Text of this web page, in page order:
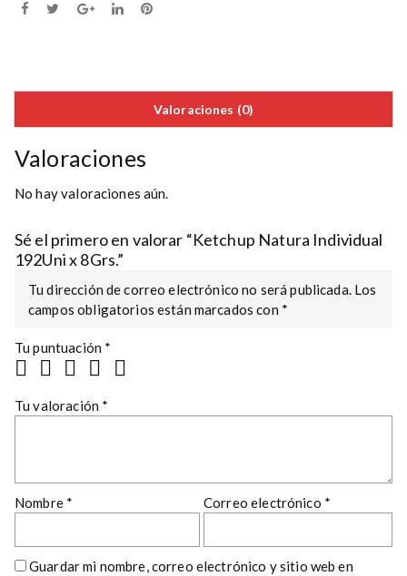
Valoraciones (0)
Valoraciones
No hay valoraciones aún.
Sé el primero en valorar “Ketchup Natura Individual
192Uni x 8Grs.”
Tu dirección de correo electrónico no será publicada. Los
campos obligatorios están marcados con *
Tu puntuación *
Tu valoración *
Nombre * Correo electrónico *
Guardar mi nombre, correo electrónico y sitio web en